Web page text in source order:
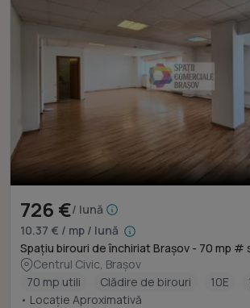
726 €/ lună
10.37 € / mp / lună
Spațiu birouri de închiriat Brașov - 70 mp #
Centrul Civic, Brașov
70 mp utili
Clădire de birouri 10E
• Locație Aproximativă